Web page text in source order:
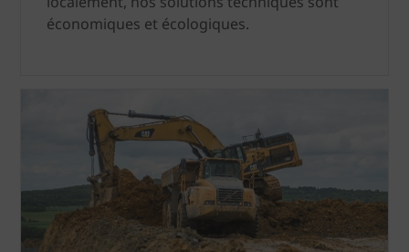
économiques et écologiques.